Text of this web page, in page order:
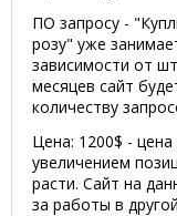
ПО запросу -
розу" уже
зависимости от
месяцев сайт
количеству
Цена: 1200$ -
увеличением
расти. Сайт на
за работы в